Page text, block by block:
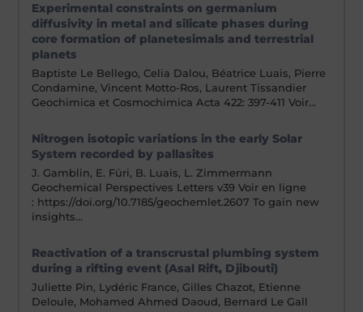
Experimental constraints on germanium
diffusivity in metal and silicate phases during
core formation of planetesimals and terrestrial
planets
Baptiste Le Bellego, Celia Dalou, Béatrice Luais, Pierre
Condamine, Vincent Motto-Ros, Laurent Tissandier
Geochimica et Cosmochimica Acta 422: 397-411 Voir…
Nitrogen isotopic variations in the early Solar
System recorded by pallasites
J. Gamblin, E. Füri, B. Luais, L. Zimmermann
Geochemical Perspectives Letters v39 Voir en ligne
: https://doi.org/10.7185/geochemlet.2607 To gain new
insights…
Reactivation of a transcrustal plumbing system
during a rifting event (Asal Rift, Djibouti)
Juliette Pin, Lydéric France, Gilles Chazot, Etienne
Deloule, Mohamed Ahmed Daoud, Bernard Le Gall